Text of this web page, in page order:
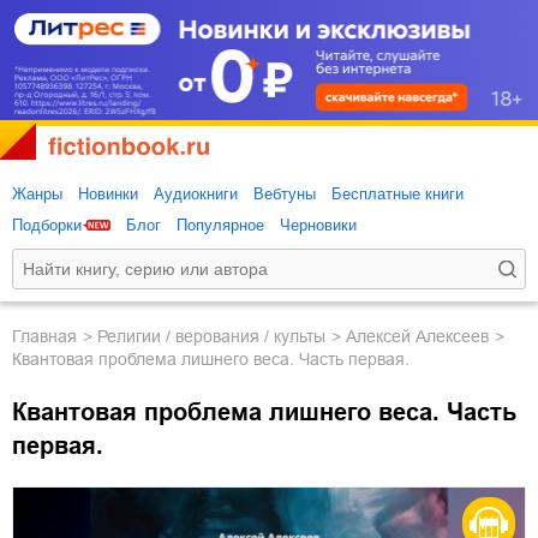
Жанры Новинки Аудиокниги Вебтуны
Бесплатные книги
Подборки
Блог Популярное Черновики
Главная религии / верования / культы
Алексей Алексеев
Квантовая проблема лишнего веса. Часть первая.
Квантовая проблема лишнего веса. Часть
первая.